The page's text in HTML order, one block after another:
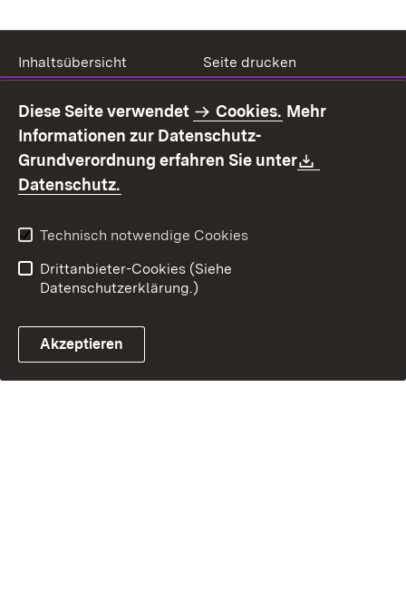
Inhaltsübersicht
Seite drucken
Benutzungshinweise
Erklärung zur
Barrierefreiheit
Kontakt
Fehlerhaften Link melden
Diese Seite verwendet Cookies. Mehr
Informationen zur Datenschutz-
Grundverordnung erfahren Sie unter
Datenschutz.
Technisch notwendige Cookies
Drittanbieter-Cookies (Siehe
Datenschutzerklärung.)
Akzeptieren